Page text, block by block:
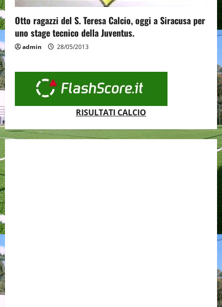
Otto ragazzi del S. Teresa Calcio, oggi a Siracusa per
uno stage tecnico della Juventus.
admin 28/05/2013
RISULTATI CALCIO